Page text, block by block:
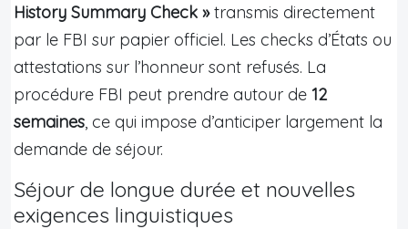
History Summary Check »transmis directement
par le FBI sur papier officiel. Les checks d’États ou
attestations sur l’honneur sont refusés. La
procédure FBI peut prendre autour de 12
semaines, ce qui impose d’anticiper largement la
demande de séjour.
Séjour de longue durée et nouvelles
exigences linguistiques